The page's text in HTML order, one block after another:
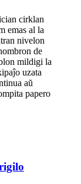
cirklan
emas al la
nivelon
de
mildigi la
uzata
aŭ
papero